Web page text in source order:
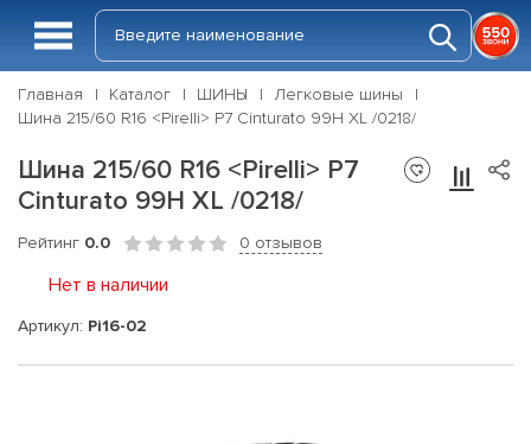
Главная Каталог ШИНЫ
Легковые шины
Шина 215/60 R16 <Pirelli> P7 Cinturato 99H XL /0218/
Шина 215/60 R16 <Pirelli> P7
Cinturato 99H XL /0218/
Рейтинг 0.0 0 отзывов
Нет в наличии
Артикул: Pi16-02